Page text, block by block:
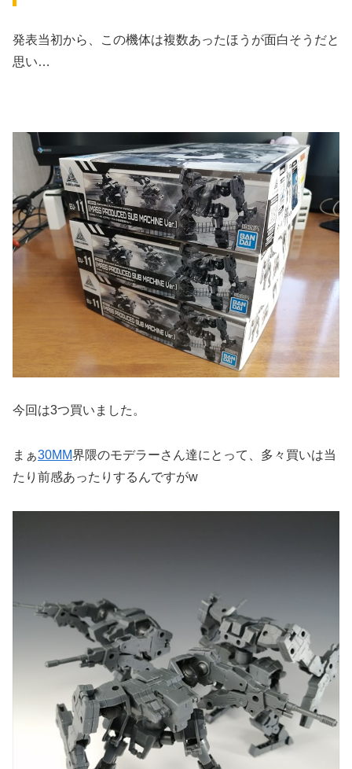
発表当初から、この機体は複数あったほうが面白そうだと
思い…
今回は3つ買いました。
まぁ30MM界隈のモデラーさん達にとって、多々買いは当
たり前感あったりするんですがw